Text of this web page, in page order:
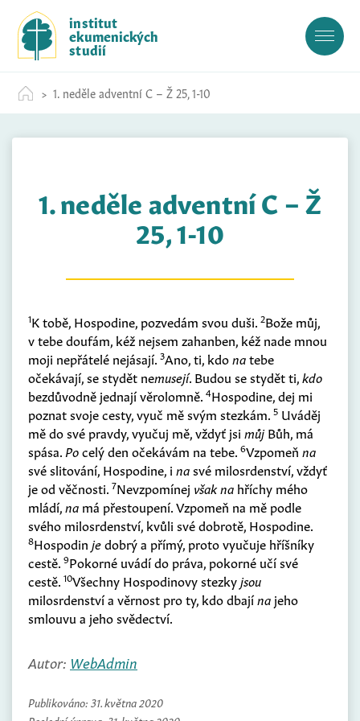
c
institut
ekumenických
studií
1. neděle adventní C – Ž 25, 1-10
1. neděle adventní C – Ž
25, 1-10
1K tobě, Hospodine, pozvedám svou duši. 2Bože můj,
v tebe doufám, kéž nejsem zahanben, kéž nade mnou
moji nepřátelé nejásají. 3Ano, ti, kdonatebe
očekávají, se stydět nemusejí. Budou se stydět ti,kdo
bezdůvodně jednají věrolomně. 4Hospodine, dej mi
poznat svoje cesty, vyuč mě svým stezkám. 5 Uváděj
mě do své pravdy, vyučuj mě, vždyť jsi můjBůh, má
spása. Pocelý den očekávám na tebe. 6Vzpomeň na
své slitování, Hospodine, i nasvé milosrdenství, vždyť
je od věčnosti. 7Nevzpomínej však na hříchy mého
mládí,na má přestoupení. Vzpomeň na mě podle
svého milosrdenství, kvůli své dobrotě, Hospodine.
8Hospodin jedobrý a přímý, proto vyučuje hříšníky
cestě. 9Pokorné uvádí do práva, pokorné učí své
cestě. 10Všechny Hospodinovy stezkyjsou
milosrdenství a věrnost pro ty, kdo dbajína jeho
smlouvu a jeho svědectví.
Autor: WebAdmin
Publikováno: 31. května 2020